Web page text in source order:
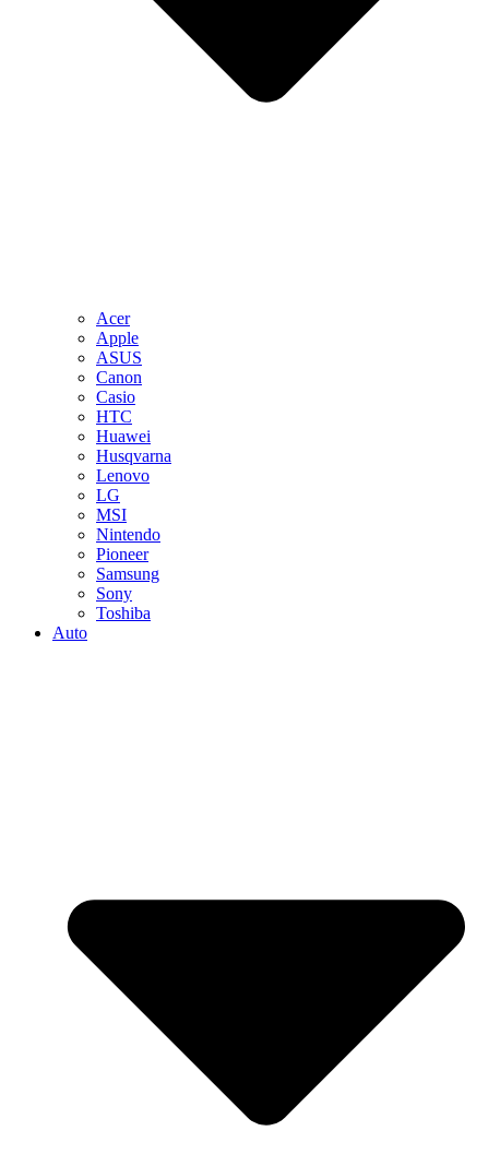
Acer
Apple
ASUS
Canon
Casio
HTC
Huawei
Husqvarna
Lenovo
LG
MSI
Nintendo
Pioneer
Samsung
Sony
Toshiba
Auto